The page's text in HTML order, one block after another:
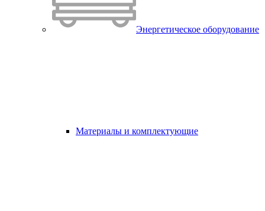
Энергетическое оборудование
Материалы и комплектующие